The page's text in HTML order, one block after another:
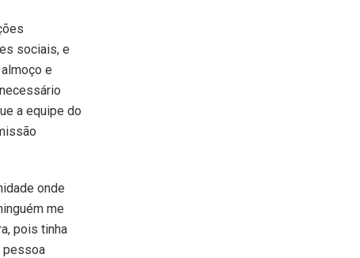
sociais, e
e
a equipe do
onde
me
pois tinha
pessoa